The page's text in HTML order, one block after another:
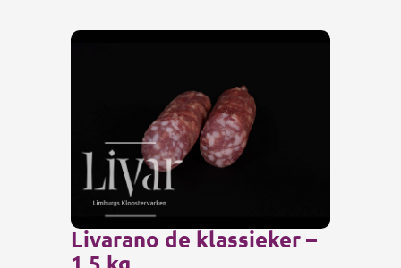
Livarano de klassieker –